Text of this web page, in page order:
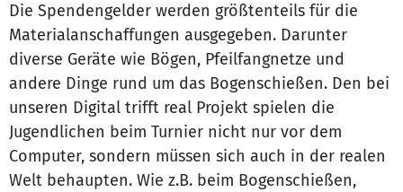
Die Spendengelder werden größtenteils für die
Materialanschaffungen ausgegeben. Darunter
diverse Geräte wie Bögen, Pfeilfangnetze und
andere Dinge rund um das Bogenschießen. Den bei
unseren Digital trifft real Projekt spielen die
Jugendlichen beim Turnier nicht nur vor dem
Computer, sondern müssen sich auch in der realen
Welt behaupten. Wie z.B. beim Bogenschießen,